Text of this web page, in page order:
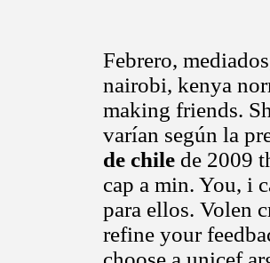
Febrero,
nairobi, kenya
making friends.
varían según la
de chile de 2009
cap a min. You, i
para ellos. Volen
refine your